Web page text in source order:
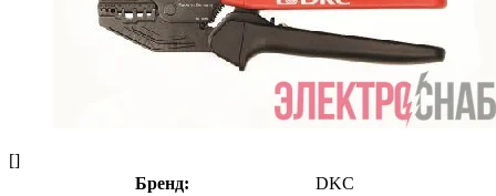
[]
Бренд:
DKC